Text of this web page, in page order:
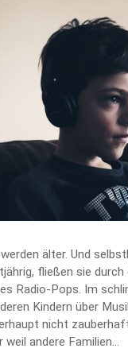
älter. Und
fließen sie durch
Radio-Pops. Im
Kindern über
nicht
weil andere Familien…